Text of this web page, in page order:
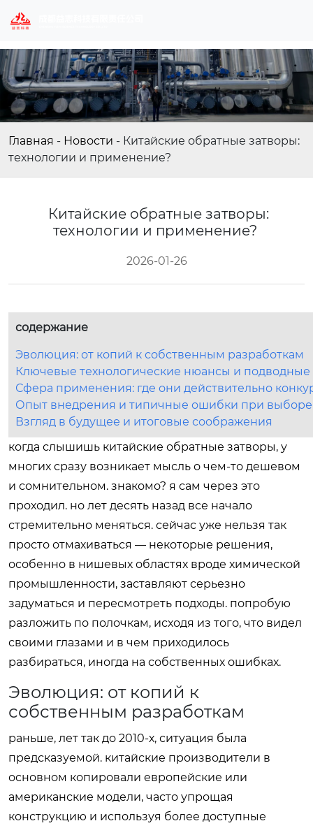
Главная - Новости - Китайские обратные затворы:
технологии и применение?
Китайские обратные затворы:
технологии и применение?
2026-01-26
содержание
Эволюция: от копий к собственным разработкам
Ключевые технологические нюансы и
Сфера применения: где они действительно
Опыт внедрения и типичные ошибки при выборе
Взгляд в будущее и итоговые соображения
когда слышишь китайские обратные затворы, у
многих сразу возникает мысль о чем-то дешевом
и сомнительном. знакомо? я сам через это
проходил. но лет десять назад все начало
стремительно меняться. сейчас уже нельзя так
просто отмахиваться — некоторые решения,
особенно в нишевых областях вроде химической
промышленности, заставляют серьезно
задуматься и пересмотреть подходы. попробую
разложить по полочкам, исходя из того, что видел
своими глазами и в чем приходилось
разбираться, иногда на собственных ошибках.
Эволюция: от копий к
собственным разработкам
раньше, лет так до 2010-х, ситуация была
предсказуемой. китайские производители в
основном копировали европейские или
американские модели, часто упрощая
конструкцию и используя более доступные